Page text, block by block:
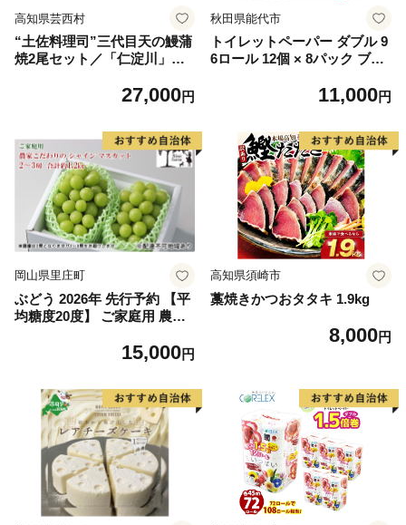
高知県芸西村
“土佐料理司”三代目天の鰻蒲
焼2尾セット／「仁淀川」水
殖 国産・高知県産〈高知市共
27,000円
秋田県能代市
トイレットペーパー ダブル 9
6ロール 12個 × 8パック ブラ
用品 消耗品 無香料 生活用品
11,000円
岡山県里庄町
ぶどう 2026年 先行予約 【平
均糖度20度】 ご家庭用 農家
ット 2～3房 合計約1.2kg ブ
直送 】
15,000円
高知県須崎市
藁焼きかつおタタキ 1.9kg
8,000円